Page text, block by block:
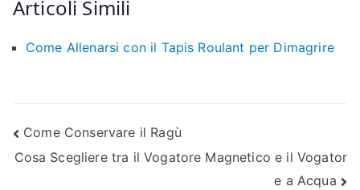
Articoli Simili
Come Allenarsi con il Tapis Roulant per Dimagrire
Navigazione
articoli
Come Conservare il Ragù
Cosa Scegliere tra il Vogatore Magnetico e il Vogator
e a Acqua